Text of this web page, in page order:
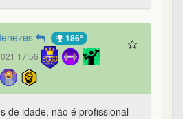
186º
17:56
de idade, não é profissional